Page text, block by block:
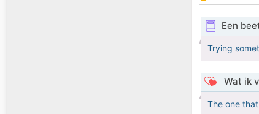
Een
Trying
Wat ik
The one